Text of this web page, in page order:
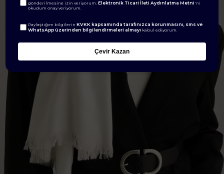
gönderilmesine izin veriyorum.Elektronik Ticari İleti Aydınlatma Metni 'ni
okudum onay veriyorum.
Paylaştığım bilgilerinKVKK kapsamında tarafınızca korunmasını, sms ve
WhatsApp üzerinden bilgilendirmeleri almayı kabul ediyorum.
Çevir Kazan